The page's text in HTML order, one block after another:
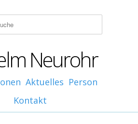
Neurohr
Aktuelles Person
Kontakt